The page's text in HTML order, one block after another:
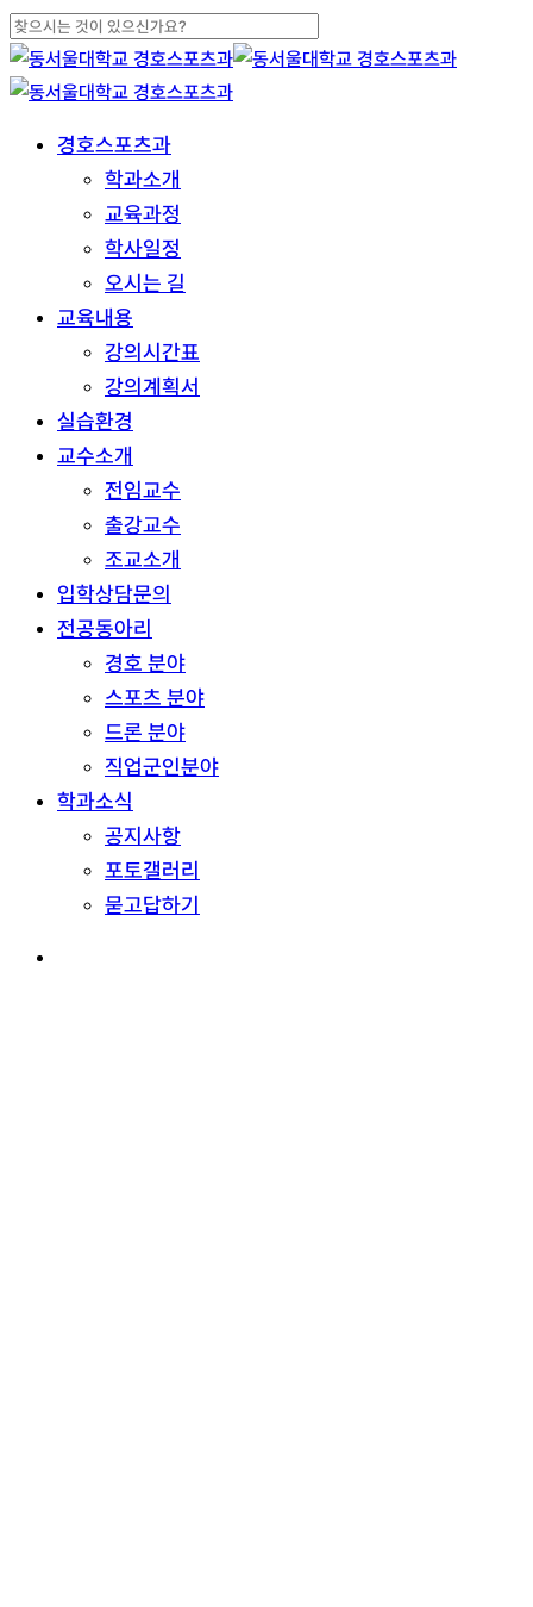
Skip
to
main
Close
Search
search
Menu 경호스포츠과
학과소개
교육과정
학사일정
오시는 길
교육내용
강의시간표
강의계획서
실습환경
교수소개
전임교수
출강교수
조교소개
입학상담문의
전공동아리
경호 분야
스포츠 분야
드론 분야
직업군인분야
학과소식
공지사항
포토갤러리
묻고답하기